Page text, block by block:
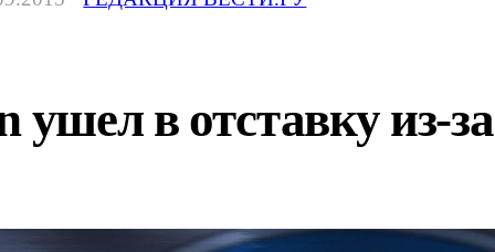
ушел в отставку из-